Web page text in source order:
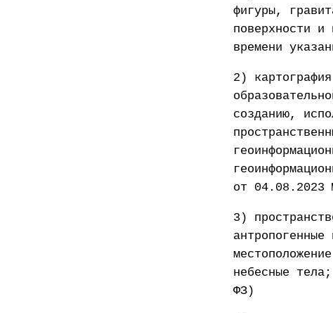
фигуры,
поверхности и
времени
2)
созданию,
от 04.08.2023
3)
небесные
ФЗ)